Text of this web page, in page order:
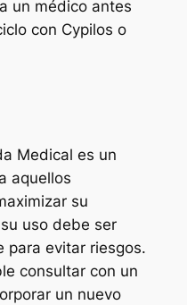
un médico antes
con Cypilos o
Medical es un
aquellos
su
uso debe ser
para evitar riesgos.
consultar con un
un nuevo